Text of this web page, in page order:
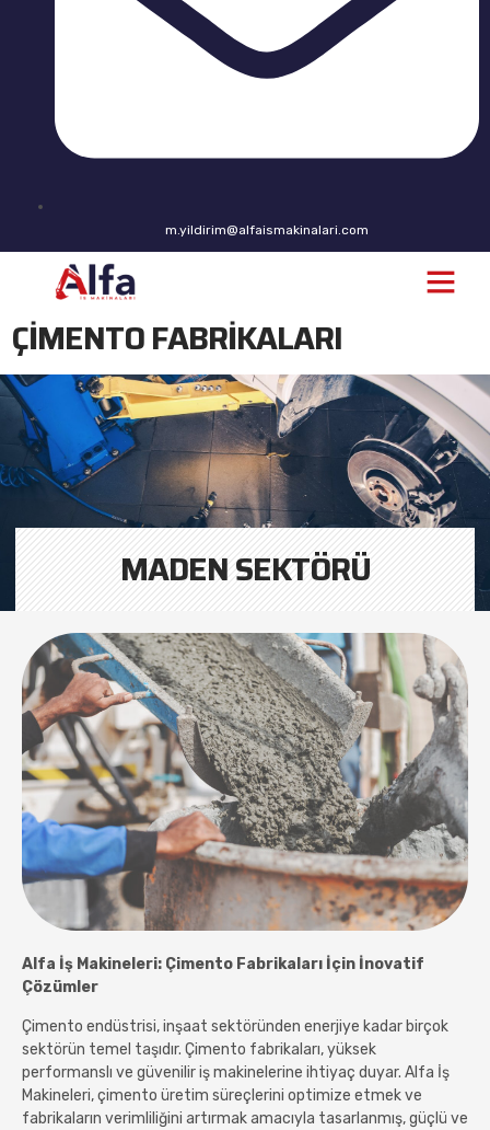
m.yildirim@alfaismakinalari.com
ÇIMENTO FABRIKALARI
MADEN SEKTÖRÜ
Alfa İş Makineleri: Çimento Fabrikaları İçin İnovatif
Çözümler
Çimento endüstrisi, inşaat sektöründen enerjiye kadar birçok
sektörün temel taşıdır. Çimento fabrikaları, yüksek
performanslı ve güvenilir iş makinelerine ihtiyaç duyar. Alfa İş
Makineleri, çimento üretim süreçlerini optimize etmek ve
fabrikaların verimliliğini artırmak amacıyla tasarlanmış, güçlü ve